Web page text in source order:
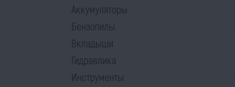
Аккумуляторы
Бензопилы
Вкладыши
Гидравлика
Инструменты